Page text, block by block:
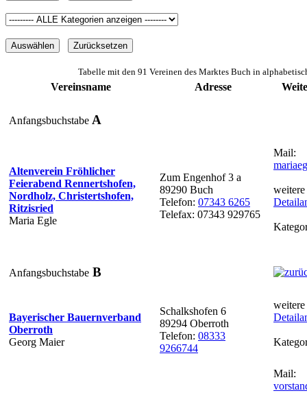
Tabelle mit den 91 Vereinen des Marktes Buch in
Vereinsname Adresse
Anfangsbuchstabe A
Altenverein Fröhlicher
Feierabend Rennertshofen,
Nordholz, Christertshofen,
Ritzisried
Maria Egle
Zum Engenhof 3 a
89290 Buch
Telefon: 07343 6265
Telefax: 07343 929765
Mail:
Anfangsbuchstabe B
Bayerischer Bauernverband
Oberroth
Georg Maier
Schalkshofen 6
89294 Oberroth
Telefon: 08333
9266744
Mail: